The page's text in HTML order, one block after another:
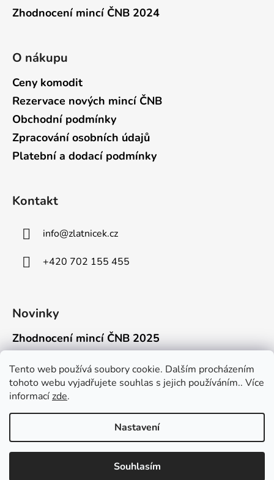
Tento web používá soubory cookie. Dalším procházením
tohoto webu vyjadřujete souhlas s jejich používáním.. Více
informacízde.
Nastavení
Souhlasím
Zhodnocení mincí ČNB 2024
O nákupu
Ceny komodit
Rezervace nových mincí ČNB
Obchodní podmínky
Zpracování osobních údajů
Platební a dodací podmínky
Kontakt
info@zlatnicek.cz
+420 702 155 455
Novinky
Zhodnocení mincí ČNB 2025
Připravili jsme pro vás jednoduchý a př...
Mýty o přepravě zlatých mincí mimo EU
Kdo někdy držel v ruce zlatou minci Wie...
Vytvořil Shoptet